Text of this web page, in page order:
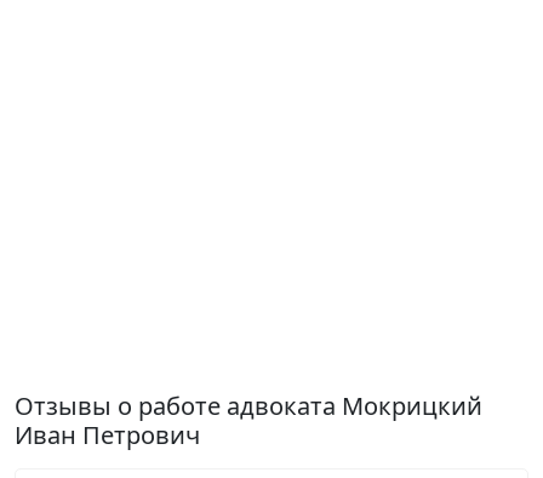
Отзывы о работе адвоката Мокрицкий
Иван Петрович